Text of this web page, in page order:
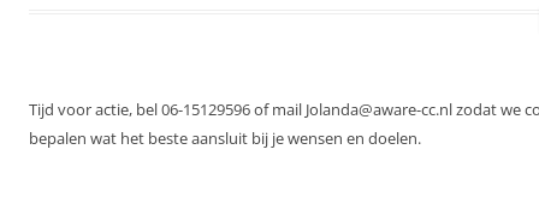
Tijd voor actie, bel 06-15129596 of mail Jolanda@aware-cc.nl zodat we
bepalen wat het beste aansluit bij je wensen en doelen.